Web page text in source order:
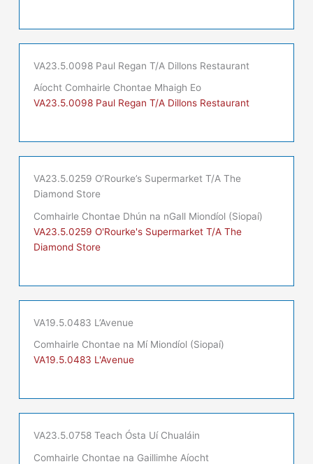
VA23.5.0098 Paul Regan T/A Dillons Restaurant
Aíocht Comhairle Chontae Mhaigh Eo
VA23.5.0098 Paul Regan T/A Dillons Restaurant
VA23.5.0259 O’Rourke’s Supermarket T/A The
Diamond Store
Comhairle Chontae Dhún na nGall Miondíol (Siopaí)
VA23.5.0259 O'Rourke's Supermarket T/A The
Diamond Store
VA19.5.0483 L’Avenue
Comhairle Chontae na Mí Miondíol (Siopaí)
VA19.5.0483 L'Avenue
VA23.5.0758 Teach Ósta Uí Chualáin
Comhairle Chontae na Gaillimhe Aíocht